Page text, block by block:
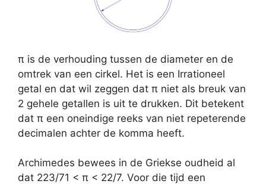
π is de verhouding tussen de diameter en de
omtrek van een cirkel. Het is een Irrationeel
getal en dat wil zeggen dat π niet als breuk van
2 gehele getallen is uit te drukken. Dit betekent
dat π een oneindige reeks van niet repeterende
decimalen achter de komma heeft.
Archimedes bewees in de Griekse oudheid al
dat 223/71 < π < 22/7. Voor die tijd een